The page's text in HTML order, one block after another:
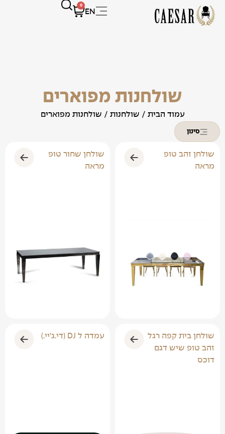
EN
0
שולחנות מפוארים
עמוד הבית / שולחנות / שולחנות מפוארים
סינון
שולחן זהב טופ
מראה
שולחן שחור טופ
מראה
שולחן בית קפה רגל
זהב טופ שיש דגם
דוכס
עמדה ל DJ (די.ג'יי.)